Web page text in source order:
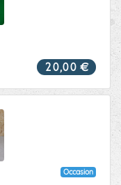
20,00 €
Occasion